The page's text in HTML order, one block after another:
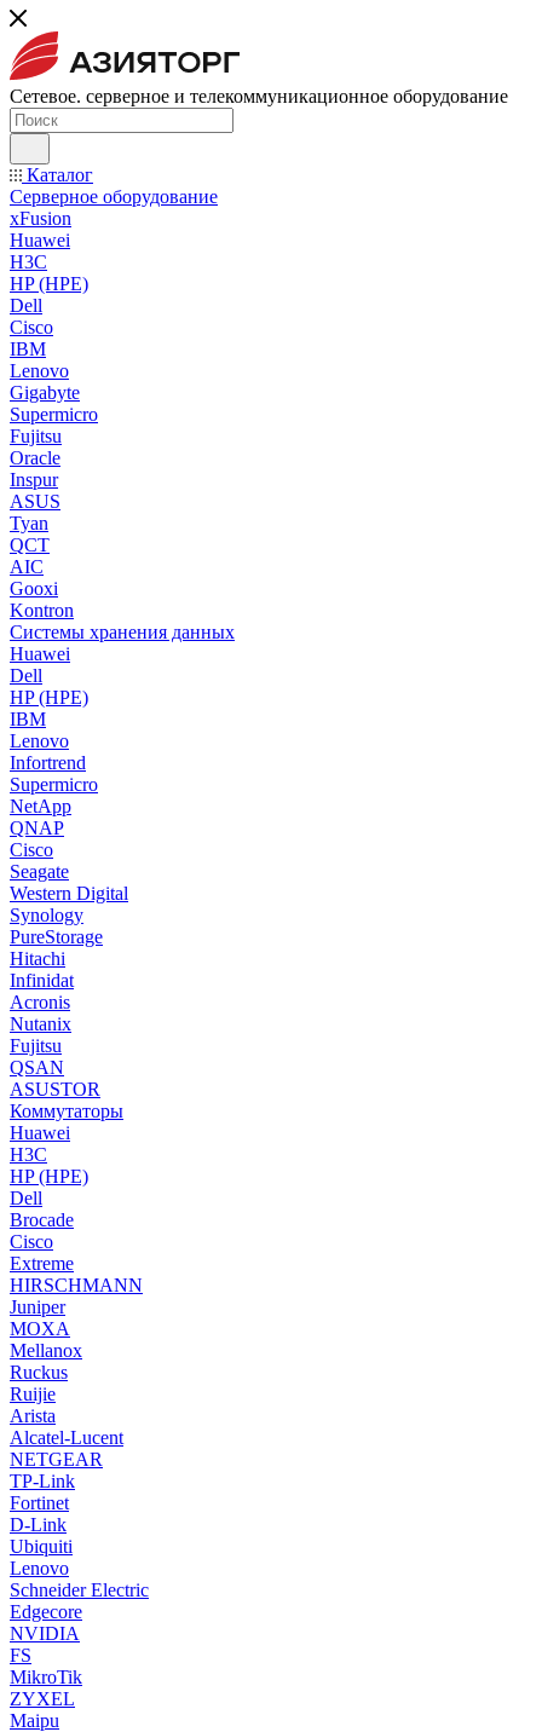
Сетевое. серверное и телекоммуникационное оборудование
Каталог
Серверное оборудование
xFusion
Huawei
H3C
HP (HPE)
Dell
Cisco
IBM
Lenovo
Gigabyte
Supermicro
Fujitsu
Oracle
Inspur
ASUS
Tyan
QCT
AIC
Gooxi
Kontron
Системы хранения данных
Huawei
Dell
HP (HPE)
IBM
Lenovo
Infortrend
Supermicro
NetApp
QNAP
Cisco
Seagate
Western Digital
Synology
PureStorage
Hitachi
Infinidat
Acronis
Nutanix
Fujitsu
QSAN
ASUSTOR
Коммутаторы
Huawei
H3C
HP (HPE)
Dell
Brocade
Cisco
Extreme
HIRSCHMANN
Juniper
MOXA
Mellanox
Ruckus
Ruijie
Arista
Alcatel-Lucent
NETGEAR
TP-Link
Fortinet
D-Link
Ubiquiti
Lenovo
Schneider Electric
Edgecore
NVIDIA
FS
MikroTik
ZYXEL
Maipu